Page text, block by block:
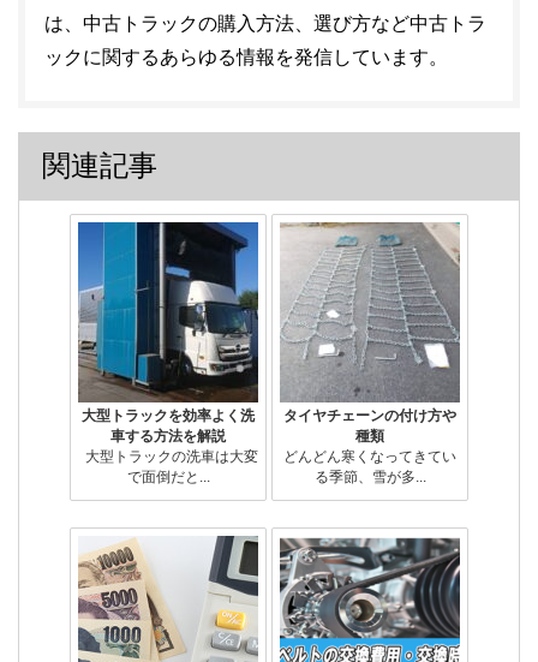
は、中古トラックの購入方法、選び方など中古トラ
ックに関するあらゆる情報を発信しています。
関連記事
大型トラックを効率よく洗
車する方法を解説
大型トラックの洗車は大変
で面倒だと...
タイヤチェーンの付け方や
種類
どんどん寒くなってきてい
る季節、雪が多...